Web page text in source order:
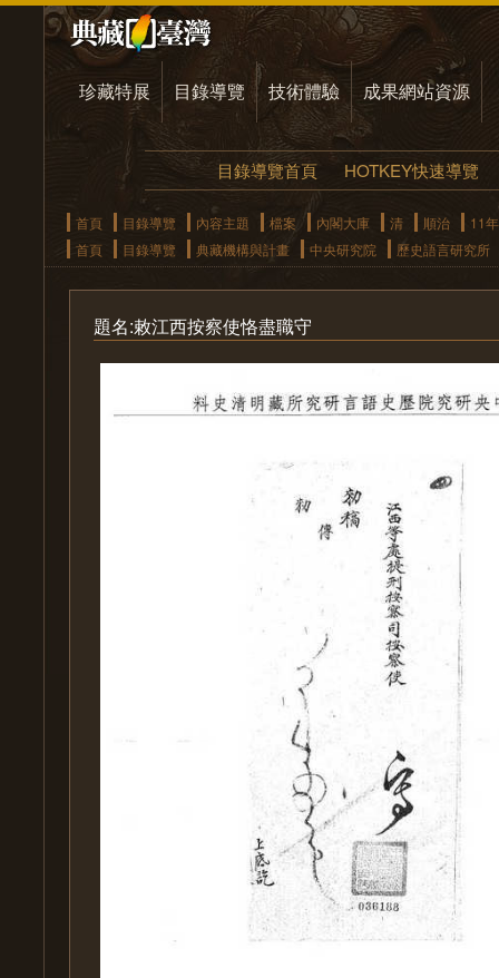
珍藏特展 目錄導覽 技術體驗 成果網站資源
目錄導覽首頁 HOTKEY快速導覽
首頁 目錄導覽 內容主題 檔案 內閣大庫 清 順治
11年
首頁
目錄導覽 典藏機構與計畫 中央研究院 歷史語言研究所
題名:敕江西按察使恪盡職守